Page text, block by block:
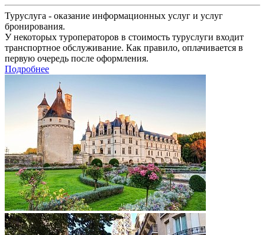
Туруслуга - оказание информационных услуг и услуг
бронирования.
У некоторых туроператоров в стоимость туруслуги входит
транспортное обслуживание. Как правило, оплачивается в
первую очередь после оформления.
Подробнее